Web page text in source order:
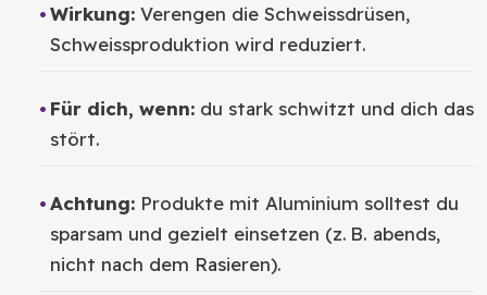
Wirkung:Verengen die Schweissdrüsen,
Schweissproduktion wird reduziert.
Für dich, wenn:du stark schwitzt und dich das
stört.
Achtung:Produkte mit Aluminium solltest du
sparsam und gezielt einsetzen (z. B. abends,
nicht nach dem Rasieren).